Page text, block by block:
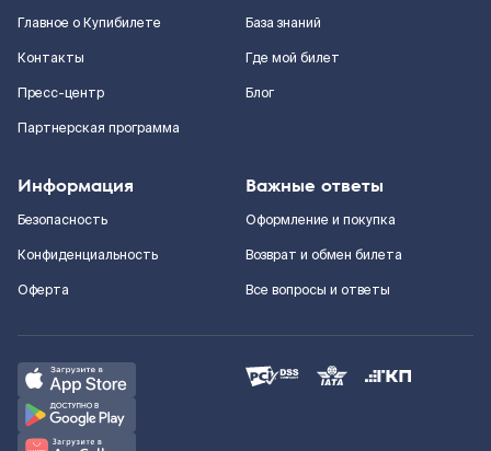
Главное о Купибилете
Контакты
Пресс-центр
Партнерская программа
База знаний
Где мой билет
Блог
Информация
Безопасность
Конфиденциальность
Оферта
Важные ответы
Оформление и покупка
Возврат и обмен билета
Все вопросы и ответы